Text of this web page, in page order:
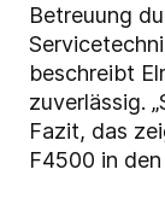
Betreuung
beschreibt
zuverlässig.
Fazit, das
F4500 in